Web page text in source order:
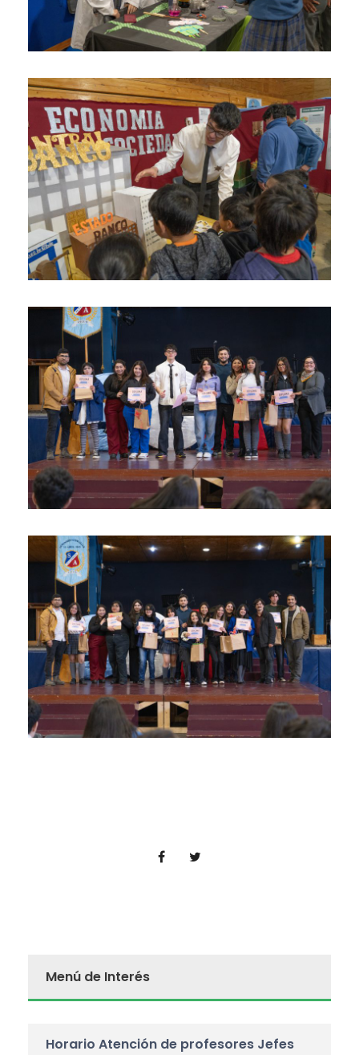
Menú de Interés
Horario Atención de profesores Jefes